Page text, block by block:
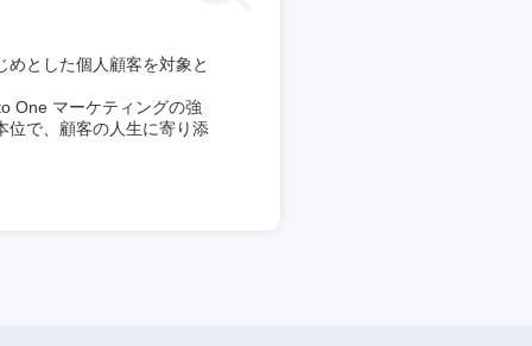
とした個人顧客を対象と
One マーケティングの強
位で、顧客の人生に寄り添